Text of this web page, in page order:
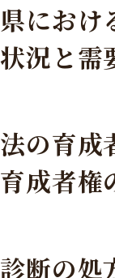
におけ
況と需
の育成
成者権
！
断の処